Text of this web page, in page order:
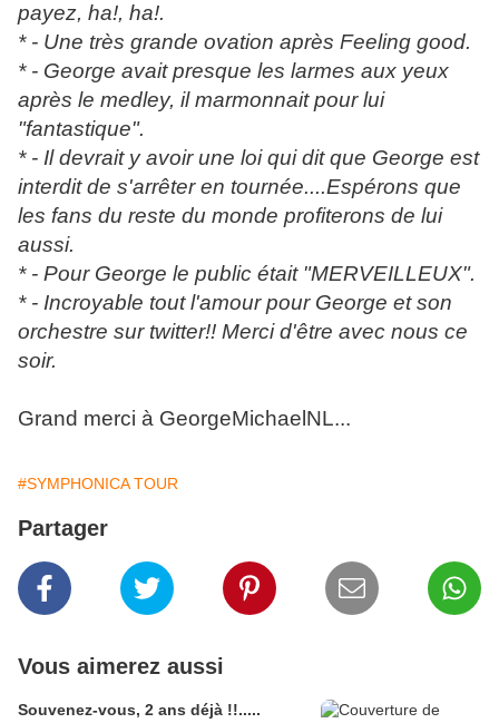
payez, ha!, ha!.
* - Une très grande ovation après Feeling good.
* - George avait presque les larmes aux yeux
après le medley, il marmonnait pour lui
"fantastique".
* - Il devrait y avoir une loi qui dit que George est
interdit de s'arrêter en tournée....Espérons que
les fans du reste du monde profiterons de lui
aussi.
* - Pour George le public était "MERVEILLEUX".
* - Incroyable tout l'amour pour George et son
orchestre sur twitter!! Merci d'être avec nous ce
soir.
Grand merci à GeorgeMichaelNL...
#SYMPHONICA TOUR
Partager
Vous aimerez aussi
Souvenez-vous, 2 ans déjà !!.....